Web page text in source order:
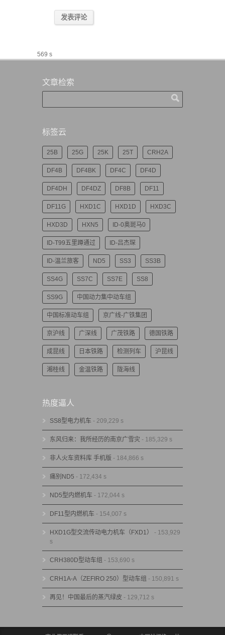
569 s
文章检索
标签云
25B 25G 25K 25T CRH2A
DF4B DF4BK DF4C DF4D
DF4DH DF4DZ DF8B DF11
DF11G HXD1C HXD1D HXD3C
HXD3D HXN5 ID-0奥斑马0
ID-T99五里蹲通过 ID-吕杰琛
ID-温兰旅客 ND5 SS3 SS3B
SS4G SS7C SS7E SS8
SS9G 中国动力集中动车组
中国标准动车组 京广线-广铁集团
京沪线 广深线 广茂铁路 德国铁路
成昆线 日本铁路 检测列车 沪昆线
湘桂线 金温铁路 陇海线
热度逼人
SS8型电力机车 - 209,229 s
东风归来：我所经历的南京广雪灾 - 185,329 s
非人火车资料库 手机版 - 184,866 s
痛别ND5 - 172,434 s
ND5型内燃机车 - 172,044 s
DF11型内燃机车 - 154,007 s
HXD1G型交流传动电力机车（FXD1）
- 153,929
s
CRH380D型动车组 - 153,690 s
CRH1A-A（ZEFIRO 250）型动车组 - 150,891 s
再见！中国最后的蒸汽绿皮 - 129,712 s